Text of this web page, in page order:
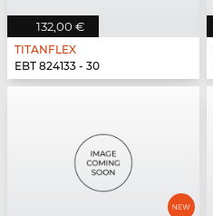
132,00 €
TITANFLEX
EBT 824133 - 30